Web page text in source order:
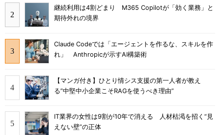
継続利用は4割どまり M365 Copilotが「効く業務」と
期待外れの境界
Claude Codeでは「エージェントを作るな、スキルを作
れ」 Anthropicが示すAI構築術
【マンガ付き】ひとり情シス支援の第一人者が教え
る”中堅中小企業こそRAGを使うべき理由”
IT業界の女性は9割が10年で消える 人材枯渇を招く“見
えない壁”の正体